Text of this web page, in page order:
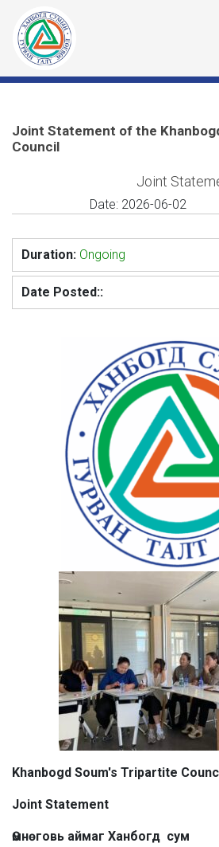
Joint Statement of the
Council
Joint
Date: 2026-06-02
Duration: Ongoing
Date Posted::
Khanbogd Soum's Tripartite
Joint Statement
Өмнөговь аймаг